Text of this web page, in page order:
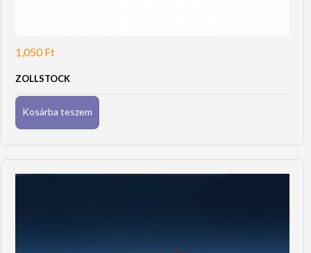
1,050Ft
ZOLLSTOCK
Kosárba teszem